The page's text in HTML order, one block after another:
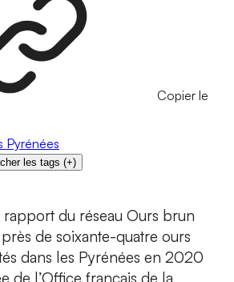
Copier le
Pyrénées
les tags (+)
rapport du réseau Ours brun
de soixante-quatre ours
dans les Pyrénées en 2020
de l’Office français de la